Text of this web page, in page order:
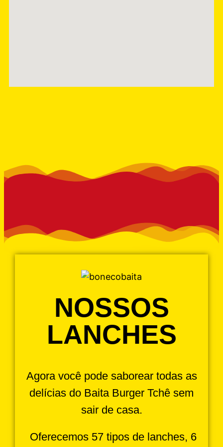
NOSSOS
LANCHES
Agora você pode saborear todas as
delícias do Baita Burger Tchê sem
sair de casa.
Oferecemos 57 tipos de lanches, 6